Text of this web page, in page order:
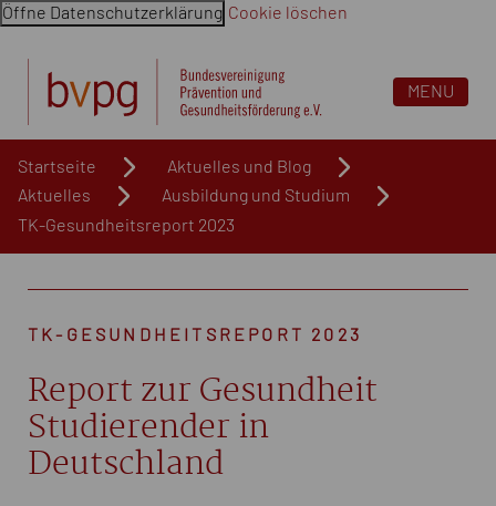
Öffne Datenschutzerklärung Cookie löschen
MENU
Startseite
Aktuelles und Blog
Aktuelles
Ausbildung und Studium
TK-Gesundheitsreport 2023
TK-GESUNDHEITSREPORT 2023
Report zur Gesundheit
Studierender in
Deutschland